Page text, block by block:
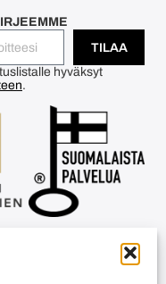
TILAA
hyväksyt
.